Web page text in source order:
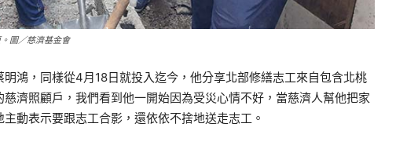
圖／慈濟基金會
鴻，同樣從4月18日就投入迄今，他分享北部修繕志工來自包含北桃
濟照顧戶，我們看到他一開始因為受災心情不好，當慈濟人幫他把家
動表示要跟志工合影，還依依不捨地送走志工。